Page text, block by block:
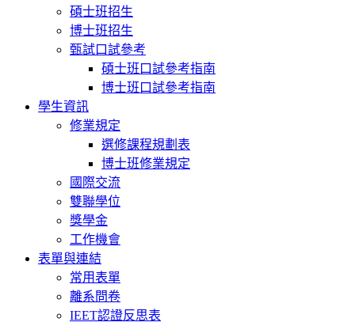
碩士班招生
博士班招生
甄試口試參考
碩士班口試參考指南
博士班口試參考指南
學生資訊
修業規定
選修課程規劃表
博士班修業規定
國際交流
雙聯學位
獎學金
工作機會
表單與連結
常用表單
離系問卷
IEET認證反思表